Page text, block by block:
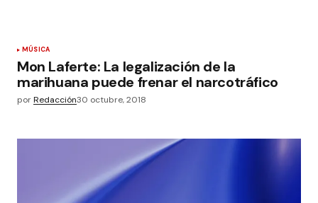
MÚSICA
Mon Laferte: La legalización de la
marihuana puede frenar el narcotráfico
porRedacción30 octubre, 2018